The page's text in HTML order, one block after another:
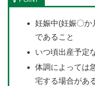
妊娠中(妊娠〇か
であること
いつ頃出産予定
体調によっては
宅する場合があ